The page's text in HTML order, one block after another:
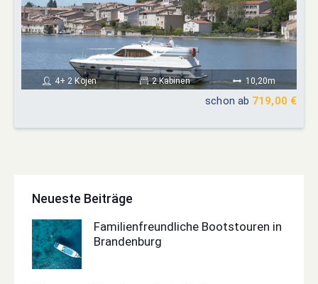
4+ 2 Kojen 2 Kabinen 10,20m
schon ab 719,00 €
Neueste Beiträge
Familienfreundliche Bootstouren in
Brandenburg